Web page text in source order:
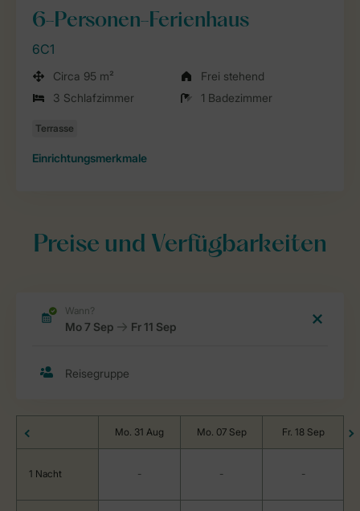
6-Personen-Ferienhaus
6C1
Circa 95 m²
Frei stehend
3 Schlafzimmer
1 Badezimmer
Einrichtungsmerkmale
Preise und Verfügbarkeiten
Mo. 31 Aug Mo. 07 Sep Fr. 18 Sep
1 Nacht - - -